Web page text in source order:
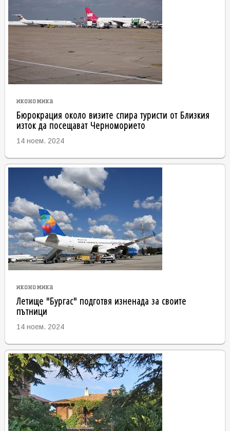
икономика
Бюрокрация около визите спира туристи от Близкия
изток да посещават Черноморието
14 ноем. 2024
икономика
Летище "Бургас" подготвя изненада за своите
пътници
14 ноем. 2024